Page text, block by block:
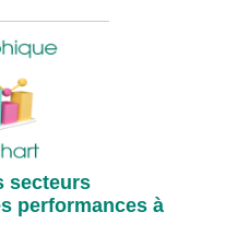
secteurs
performances à